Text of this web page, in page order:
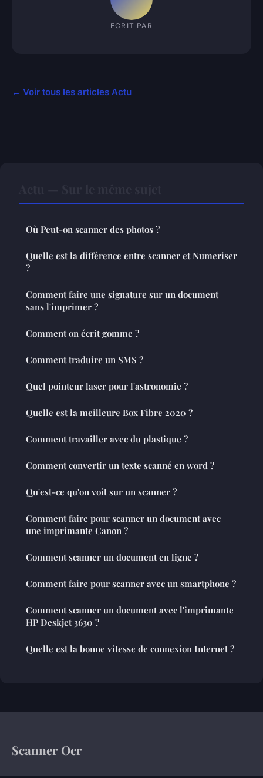
ECRIT PAR
← Voir tous les articles Actu
Où Peut-on scanner des photos ?
Quelle est la différence entre scanner et Numeriser
?
Comment faire une signature sur un document
sans l'imprimer ?
Comment on écrit gomme ?
Comment traduire un SMS ?
Quel pointeur laser pour l'astronomie ?
Quelle est la meilleure Box Fibre 2020 ?
Comment travailler avec du plastique ?
Comment convertir un texte scanné en word ?
Qu'est-ce qu'on voit sur un scanner ?
Comment faire pour scanner un document avec
une imprimante Canon ?
Comment scanner un document en ligne ?
Comment faire pour scanner avec un smartphone ?
Comment scanner un document avec l'imprimante
HP Deskjet 3630 ?
Quelle est la bonne vitesse de connexion Internet ?
Scanner Ocr